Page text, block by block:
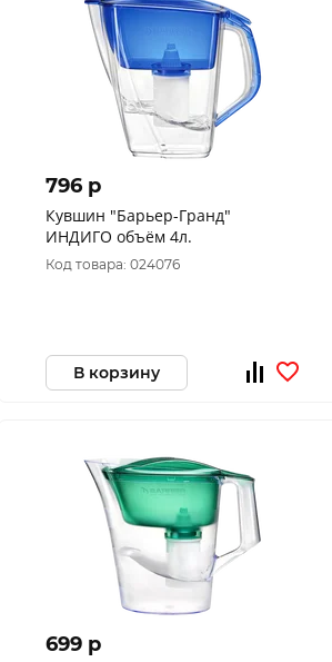
796 p
Кувшин "Барьер-Гранд"
ИНДИГО объём 4л.
Код товара: 024076
В корзину
699 p